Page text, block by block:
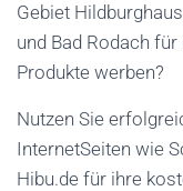
Gebiet
und Bad Rodach
Produkte werben?
Nutzen Sie
InternetSeiten wie
Hibu.de für ihre